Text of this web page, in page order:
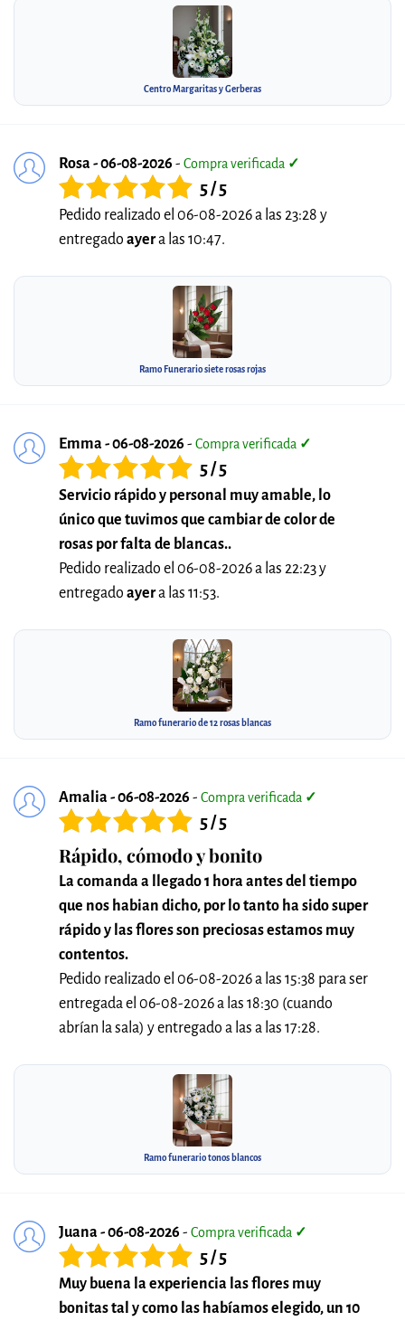
Centro Margaritas y Gerberas
Rosa - 06-08-2026 - Compra verificada ✓
5 / 5
Pedido realizado el 06-08-2026 a las 23:28 y
entregado ayera las 10:47.
Ramo Funerario siete rosas rojas
Emma - 06-08-2026 - Compra verificada ✓
5 / 5
Servicio rápido y personal muy amable, lo
único que tuvimos que cambiar de color de
rosas por falta de blancas..
Pedido realizado el 06-08-2026 a las 22:23 y
entregado ayera las 11:53.
Ramo funerario de 12 rosas blancas
Amalia - 06-08-2026 - Compra verificada ✓
5 / 5
Rápido, cómodo y bonito
La comanda a llegado 1 hora antes del tiempo
que nos habian dicho, por lo tanto ha sido super
rápido y las flores son preciosas estamos muy
contentos.
Pedido realizado el 06-08-2026 a las 15:38 para ser
entregada el 06-08-2026 a las 18:30 (cuando
abrían la sala) y entregado a las a las 17:28.
Ramo funerario tonos blancos
Juana - 06-08-2026 - Compra verificada ✓
5 / 5
Muy buena la experiencia las flores muy
bonitas tal y como las habíamos elegido, un 10